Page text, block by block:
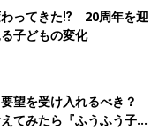
わってきた⁉ 20周年を迎
子どもの変化
望を受け入れるべき？
てみたら『ふうふう子育